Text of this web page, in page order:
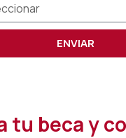
ENVIAR
tu beca y